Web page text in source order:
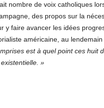
nombre de voix catholiques
des propos sur la
y faire avancer les idées
américaine, au lendemain
est à quel point ces huit
»